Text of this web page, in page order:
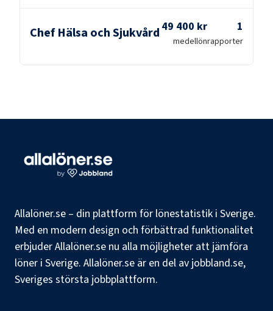
Chef Hälsa och Sjukvård 49 400 kr
medellön
1
rapporter
Allalöner.se – din plattform för lönestatistik i Sverige.
Med en modern design och förbättrad funktionalitet
erbjuder Allalöner.se nu alla möjligheter att jämföra
löner i Sverige. Allalöner.se är en del av jobbland.se,
Sveriges största jobbplattform.